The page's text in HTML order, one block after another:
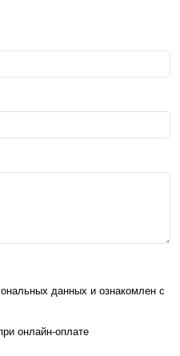
данных и ознакомлен с
онлайн-оплате